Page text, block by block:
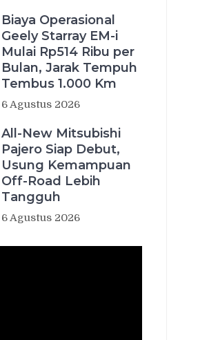
Biaya Operasional
Geely Starray EM-i
Mulai Rp514 Ribu per
Bulan, Jarak Tempuh
Tembus 1.000 Km
6 Agustus 2026
All-New Mitsubishi
Pajero Siap Debut,
Usung Kemampuan
Off-Road Lebih
Tangguh
6 Agustus 2026